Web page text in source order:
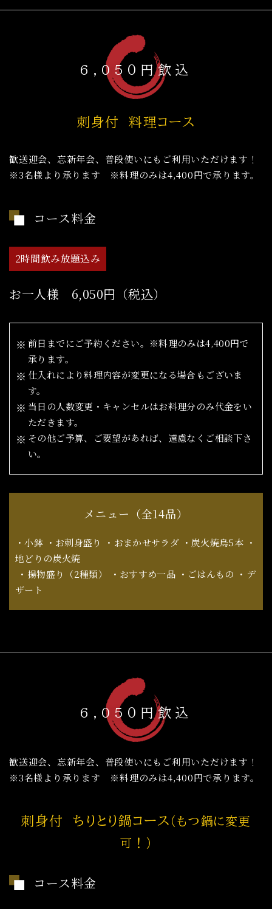
6,05０円飲込
刺身付 料理コース
歓送迎会、忘新年会、普段使いにもご利用いただけます！
※3名様より承ります ※料理のみは4,400円で承ります。
コース料金
2時間飲み放題込み
お一人様 6,050円（税込）
前日までにご予約ください。※料理のみは4,400円で
承ります。
仕入れにより料理内容が変更になる場合もございま
す。
当日の人数変更・キャンセルはお料理分のみ代金をい
ただきます。
その他ご予算、ご要望があれば、遠慮なくご相談下さ
い。
メニュー（全14品）
・小鉢 ・お刺身盛り ・おまかせサラダ ・炭火焼鳥5本 ・
地どりの炭火焼
​​​​​​​ ・揚物盛り（2種類） ・おすすめ一品 ・ごはんもの ・デ
ザート
6,05０円飲込
歓送迎会、忘新年会、普段使いにもご利用いただけます！
※3名様より承ります ※料理のみは4,400円で承ります。
刺身付 ちりとり鍋コース （もつ鍋に変更
可！）
コース料金